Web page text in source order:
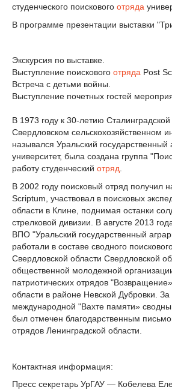
студенческого поискового отряда
В программе презентации выставки
Экскурсия по выставке.
Выступление поискового отряда Post
Встреча с детьми войны.
Выступление почетных гостей
В 1973 году к 30-летию
Свердловском сельскохозяйственном
назывался Уральский государственный
университет, была создана группа
работу студенческий отряд
В 2002 году поисковый отряд получил
Scriptum, участвовал в поисковых
области в Клинe, поднимая останки
стрелковой дивизии. В августе 2013
ВПО "Уральский государственный
работали в составе сводного
Свердловской области Свердловской
общественной молодежной
патриотических отрядов
области в районе Невской Дубровки. За
международной "Вахте памяти»
был отмечен благодарственным
отрядов Ленинградской области.
Контактная информация:
Пресс секретарь УрГАУ — Кобелева